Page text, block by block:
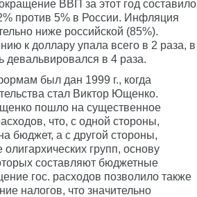
ВВП за этот год составило
против 5% в России. Инфляция
ниже российской (85%).
к доллару упала всего в 2 раза, в
девальвировался в 4 раза.
был дан 1999 г., когда
стал Виктор Ющенко.
пошло на существенное
что, с одной стороны,
бюджет, а с другой стороны,
групп, основу
составляют бюджетные
гос. расходов позволило также
налогов, что значительно